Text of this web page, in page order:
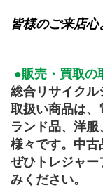
皆様のご来店
●販売・買取
総合リサイク
取扱い商品は
ランド品、洋
様々です。中古
ぜひトレジャー
みください。